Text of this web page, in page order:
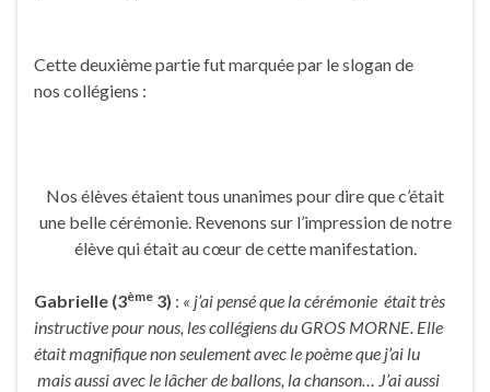
Cette deuxième partie fut marquée par le slogan de
nos collégiens :
Nos élèves étaient tous unanimes pour dire que c’était
une belle cérémonie. Revenons sur l’impression de notre
élève qui était au cœur de cette manifestation.
Gabrielle (3ème 3) : « j’ai pensé que la cérémonie était très
instructive pour nous, lescollégiensdu GROS MORNE. Elle
était magnifique non seulementavec le poème que j’ai lu
mais aussi avec le lâcherde ballons, la chanson… J’ai aussi